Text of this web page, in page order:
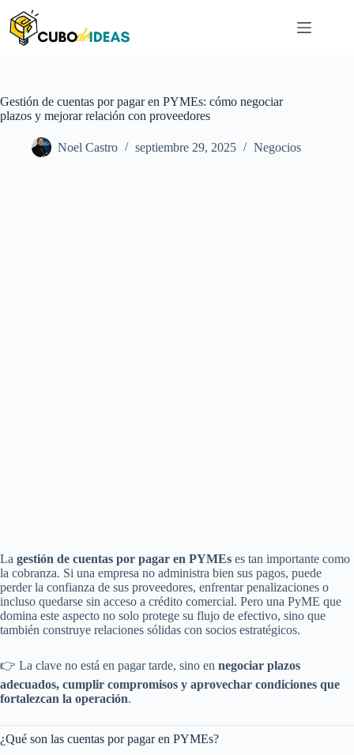
contenido
Gestión de cuentas por pagar en PYMEs: cómo negociar
plazos y mejorar relación con proveedores
Noel Castro septiembre 29, 2025 Negocios
La gestión de cuentas por pagar en PYMEs es tan importante como
la cobranza. Si una empresa no administra bien sus pagos, puede
perder la confianza de sus proveedores, enfrentar penalizaciones o
incluso quedarse sin acceso a crédito comercial. Pero una PyME que
domina este aspecto no solo protege su flujo de efectivo, sino que
también construye relaciones sólidas con socios estratégicos.
👉 La clave no está en pagar tarde, sino en negociar plazos
adecuados, cumplir compromisos y aprovechar condiciones que
fortalezcan la operación.
¿Qué son las cuentas por pagar en PYMEs?